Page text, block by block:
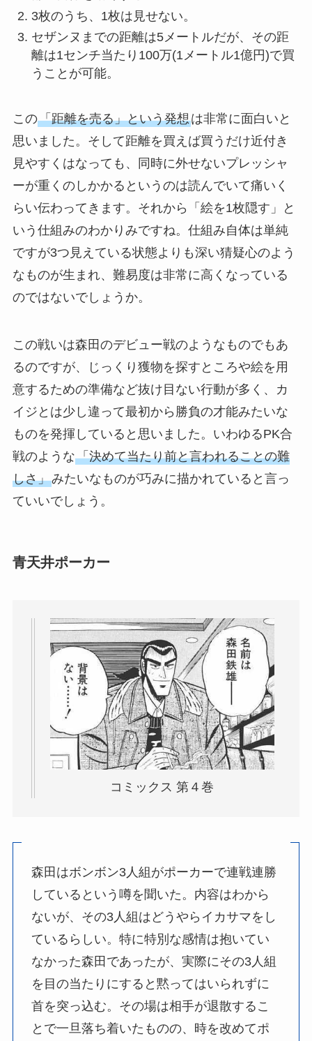
3枚のうち、1枚は見せない。
セザンヌまでの距離は5メートルだが、その距
離は1センチ当たり100万(1メートル1億円)で買
うことが可能。
この「距離を売る」という発想は非常に面白いと
思いました。そして距離を買えば買うだけ近付き
見やすくはなっても、同時に外せないプレッシャ
ーが重くのしかかるというのは読んでいて痛いく
らい伝わってきます。それから「絵を1枚隠す」と
いう仕組みのわかりみですね。仕組み自体は単純
ですが3つ見えている状態よりも深い猜疑心のよう
なものが生まれ、難易度は非常に高くなっている
のではないでしょうか。
この戦いは森田のデビュー戦のようなものでもあ
るのですが、じっくり獲物を探すところや絵を用
意するための準備など抜け目ない行動が多く、カ
イジとは少し違って最初から勝負の才能みたいな
ものを発揮していると思いました。いわゆるPK合
戦のような「決めて当たり前と言われることの難
しさ」みたいなものが巧みに描かれていると言っ
ていいでしょう。
青天井ポーカー
コミックス 第４巻
森田はボンボン3人組がポーカーで連戦連勝
しているという噂を聞いた。内容はわから
ないが、その3人組はどうやらイカサマをし
ているらしい。特に特別な感情は抱いてい
なかった森田であったが、実際にその3人組
を目の当たりにすると黙ってはいられずに
首を突っ込む。その場は相手が退散するこ
とで一旦落ち着いたものの、時を改めてポ